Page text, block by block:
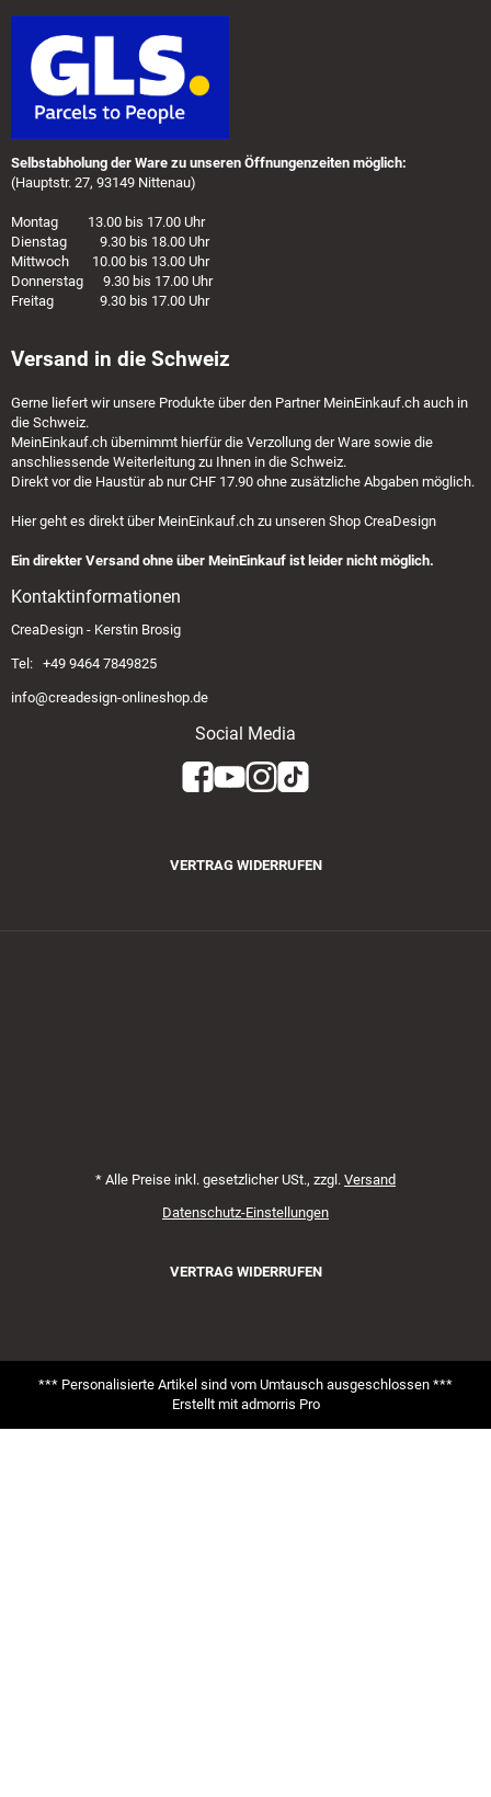
Selbstabholung der Ware zu unseren Öffnungenzeiten möglich:
(Hauptstr. 27, 93149 Nittenau)
Montag 13.00 bis 17.00 Uhr
Dienstag 9.30 bis 18.00 Uhr
Mittwoch 10.00 bis 13.00 Uhr
Donnerstag 9.30 bis 17.00 Uhr
Freitag 9.30 bis 17.00 Uhr
Versand in die Schweiz
Gerne liefert wir unsere Produkte über den Partner MeinEinkauf.ch auch in
die Schweiz.
MeinEinkauf.ch übernimmt hierfür die Verzollung der Ware sowie die
anschliessende Weiterleitung zu Ihnen in die Schweiz.
Direkt vor die Haustür ab nur CHF 17.90 ohne zusätzliche Abgaben möglich.
Hier geht es direkt über MeinEinkauf.ch zu unseren Shop CreaDesign
Ein direkter Versand ohne über MeinEinkauf ist leider nicht möglich.
Kontaktinformationen
CreaDesign - Kerstin Brosig
Tel: +49 9464 7849825
info@creadesign-onlineshop.de
Social Media
VERTRAG WIDERRUFEN
* Alle Preise inkl. gesetzlicher USt., zzgl. Versand
Datenschutz-Einstellungen
VERTRAG WIDERRUFEN
*** Personalisierte Artikel sind vom Umtausch ausgeschlossen ***
Erstellt mit admorris Pro